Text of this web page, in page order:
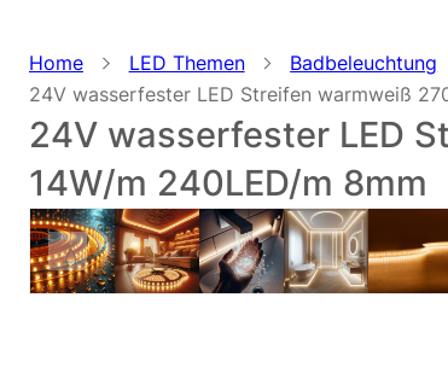
Home LED Themen Badbeleuchtung
24V wasserfester LED Streifen warmweiß
24V wasserfester LED
14W/m 240LED/m 8mm